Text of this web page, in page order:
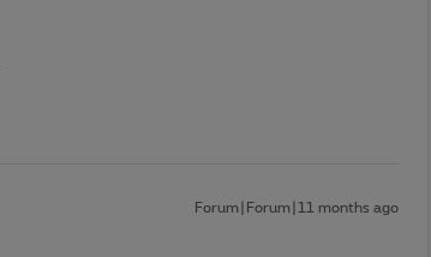
Forum|Forum|11 months ago